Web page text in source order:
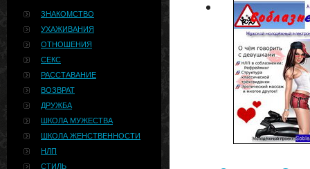
ЗНАКОМСТВО
УХАЖИВАНИЯ
ОТНОШЕНИЯ
СЕКС
РАССТАВАНИЕ
ВОЗВРАТ
ДРУЖБА
ШКОЛА МУЖЕСТВА
ШКОЛА ЖЕНСТВЕННОСТИ
НЛП
СТИЛЬ